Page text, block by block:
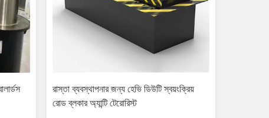
রাস্তা ব্যবস্থাপনার জন্য হেভি ডিউটি ​​স্বয়ংক্রিয়
রোড ব্লকার অ্যান্টি টেরোরিস্ট